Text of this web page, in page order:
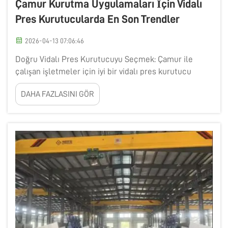
Çamur Kurutma Uygulamaları İçin Vidalı
Pres Kurutucularda En Son Trendler
2026-04-13 07:06:46
Doğru Vidalı Pres Kurutucuyu Seçmek: Çamur ile
çalışan işletmeler için iyi bir vidalı pres kurutucu
seçimi büyük önem taşır. Bu makine, çamurdan suyu
ayırmaya yardımcı olur; böylece çamurun işlenmesi
kolaylaşır. Bir tane seçerken düşünülmelidir...
DAHA FAZLASINI GÖR